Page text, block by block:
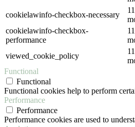
cookielawinfo-checkbox-necessary
11
cookielawinfo-checkbox-
performance
11
viewed_cookie_policy
11
Functional
Functional
Functional cookies help to perform
Performance
Performance
Performance cookies are used to